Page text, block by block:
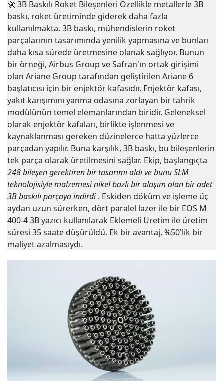
🚀3B Baskılı Roket Bileşenleri Özellikle metallerle 3B
baskı, roket üretiminde giderek daha fazla
kullanılmakta. 3B baskı, mühendislerin roket
parçalarının tasarımında yenilik yapmasına ve bunları
daha kısa sürede üretmesine olanak sağlıyor. Bunun
bir örneği, Airbus Group ve Safran'ın ortak girişimi
olan Ariane Group tarafından geliştirilen Ariane 6
başlatıcısı için bir enjektör kafasıdır. Enjektör kafası,
yakıt karışımını yanma odasına zorlayan bir tahrik
modülünün temel elemanlarından biridir. Geleneksel
olarak enjektör kafaları, birlikte işlenmesi ve
kaynaklanması gereken düzinelerce hatta yüzlerce
parçadan yapılır. Buna karşılık, 3B baskı, bu bileşenlerin
tek parça olarak üretilmesini sağlar. Ekip, başlangıçta
248 bileşen gerektiren bir tasarımı aldı ve bunu SLM
teknolojisiyle malzemesi nikel bazlı bir alaşım olan bir adet
3B baskılı parçaya indirdi. Eskiden döküm ve işleme üç
aydan uzun sürerken, dört paralel lazer ile bir EOS M
400-4 3B yazıcı kullanılarak Eklemeli Üretim ile üretim
süresi 35 saate düşürüldü. Ek bir avantaj, %50'lik bir
maliyet azalmasıydı.